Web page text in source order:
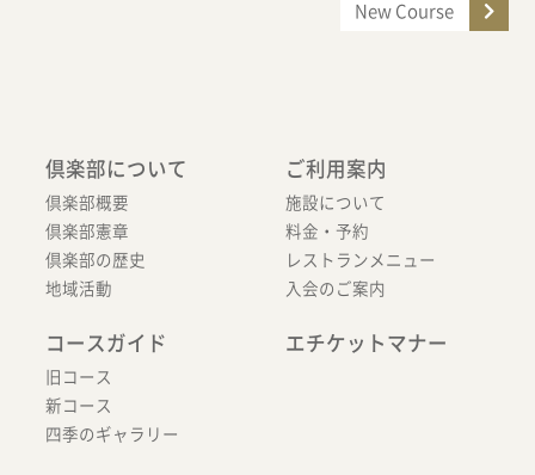
New Course
倶楽部について
倶楽部概要
倶楽部憲章
倶楽部の歴史
地域活動
ご利用案内
施設について
料金・予約
レストランメニュー
入会のご案内
コースガイド
旧コース
新コース
四季のギャラリー
エチケットマナー